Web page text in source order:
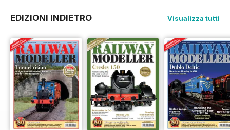
EDIZIONI INDIETRO Visualizza tutti